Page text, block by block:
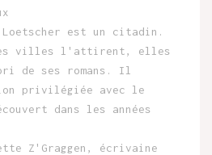
Loetscher est un citadin.
les villes l'attirent, elles
de ses romans. Il
privilégiée avec le
dans les années
Z'Graggen, écrivaine